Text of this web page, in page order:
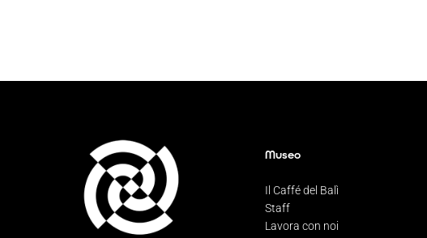
Museo
Il Caffé del Balì
Staff
Lavora con noi